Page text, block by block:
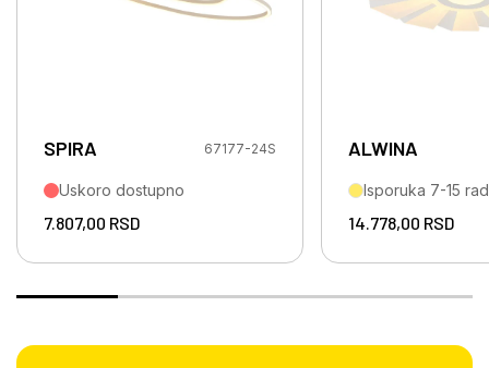
SPIRA 67177-24S
Uskoro dostupno
7.807,00 RSD
ALWINA
Isporuka 7-15
14.778,00 RSD